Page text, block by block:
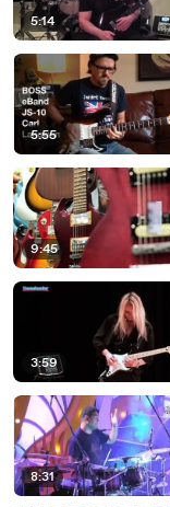
5:14
5:55
9:45
3:59
8:31